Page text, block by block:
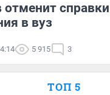
в вуз
5 915 3
ТОП 5